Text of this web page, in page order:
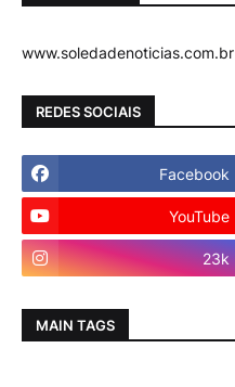
www.soledadenoticias.com.br
REDES SOCIAIS
Facebook
YouTube
23k
MAIN TAGS